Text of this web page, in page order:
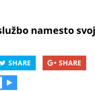
namesto
SHARE SHARE